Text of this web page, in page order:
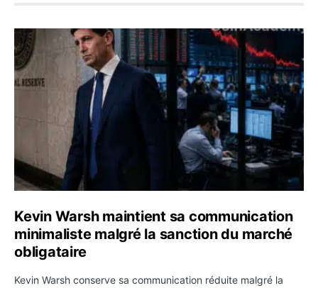
Kevin Warsh maintient sa communication minimaliste
Kevin Warsh maintient sa communication
minimaliste malgré la sanction du marché
obligataire
Kevin Warsh conserve sa communication réduite malgré la